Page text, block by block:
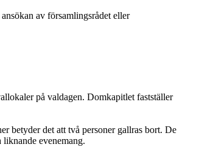
av församlingsrådet eller
på valdagen. Domkapitlet fastställer
betyder det att två personer gallras bort. De
evenemang.